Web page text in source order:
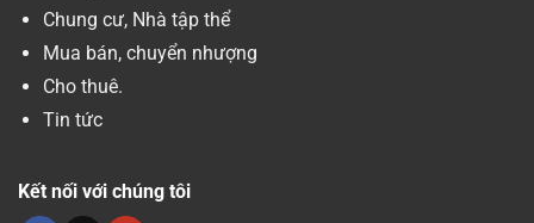
Chung cư, Nhà tập thể
Mua bán, chuyển nhượng
Cho thuê.
Tin tức
Kết nối với chúng tôi